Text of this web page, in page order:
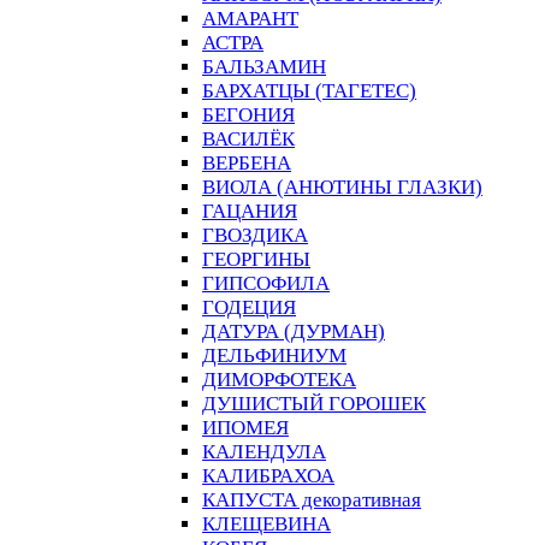
АМАРАНТ
АСТРА
БАЛЬЗАМИН
БАРХАТЦЫ (ТАГЕТЕС)
БЕГОНИЯ
ВАСИЛЁК
ВЕРБЕНА
ВИОЛА (АНЮТИНЫ ГЛАЗКИ)
ГАЦАНИЯ
ГВОЗДИКА
ГЕОРГИНЫ
ГИПСОФИЛА
ГОДЕЦИЯ
ДАТУРА (ДУРМАН)
ДЕЛЬФИНИУМ
ДИМОРФОТЕКА
ДУШИСТЫЙ ГОРОШЕК
ИПОМЕЯ
КАЛЕНДУЛА
КАЛИБРАХОА
КАПУСТА декоративная
КЛЕЩЕВИНА